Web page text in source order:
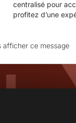
centralisé pour
profitez d’une
afficher ce message